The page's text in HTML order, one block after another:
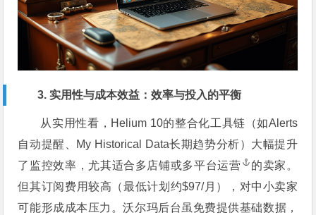
3. 实用性与成本效益：效率与投入的平衡
从实用性看，Helium 10的整合化工具链（如Alerts
自动提醒、My Historical Data长期趋势分析）大幅提升
了监控效率，尤其适合多店铺或多平台运营
的卖家。
但其订阅费用较高（最低计划约$97/月），对中小卖家
可能形成成本压力。沃尔玛后台虽免费提供基础数据，